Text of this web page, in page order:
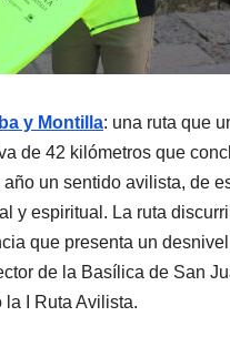
y Montilla: una ruta que
de 42 kilómetros que
un sentido avilista, de
y espiritual. La ruta
que presenta un
de la Basílica de San
I Ruta Avilista.